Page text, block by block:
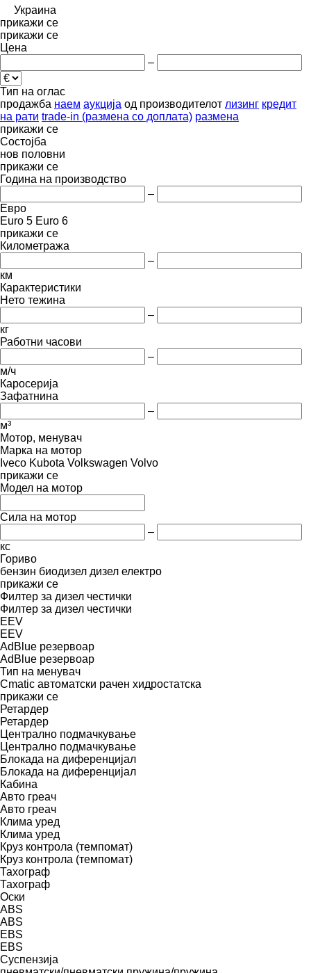
Украина
прикажи се
прикажи се
Цена
–
Тип на оглас
продажба наем аукција од производителот лизинг кредит
на рати trade-in (размена со доплата) размена
прикажи се
Состојба
нов половни
прикажи се
Година на производство
–
Евро
Euro 5 Euro 6
прикажи се
Километража
–
км
Карактеристики
Нето тежина
–
кг
Работни часови
–
м/ч
Каросерија
Зафатнина
–
м³
Мотор, менувач
Марка на мотор
Iveco Kubota Volkswagen Volvo
прикажи се
Модел на мотор
Сила на мотор
–
кс
Гориво
бензин биодизел дизел електро
прикажи се
Филтер за дизел честички
Филтер за дизел честички
EEV
EEV
AdBlue резервоар
AdBlue резервоар
Тип на менувач
Cmatic автоматски рачен хидростатска
прикажи се
Ретардер
Ретардер
Централно подмачкување
Централно подмачкување
Блокада на диференцијал
Блокада на диференцијал
Кабина
Авто греач
Авто греач
Клима уред
Клима уред
Круз контрола (темпомат)
Круз контрола (темпомат)
Тахограф
Тахограф
Оски
ABS
ABS
EBS
EBS
Суспензија